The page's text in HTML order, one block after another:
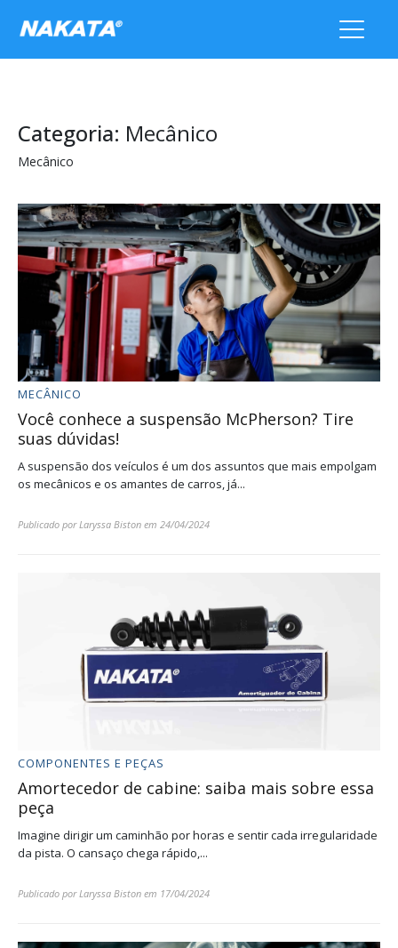
Categoria: Mecânico
Mecânico
MECÂNICO
Você conhece a suspensão McPherson? Tire
suas dúvidas!
A suspensão dos veículos é um dos assuntos que mais empolgam
os mecânicos e os amantes de carros, já...
Publicado porLaryssa Biston em 24/04/2024
COMPONENTES E PEÇAS
Amortecedor de cabine: saiba mais sobre essa
peça
Imagine dirigir um caminhão por horas e sentir cada irregularidade
da pista. O cansaço chega rápido,...
Publicado porLaryssa Biston em 17/04/2024